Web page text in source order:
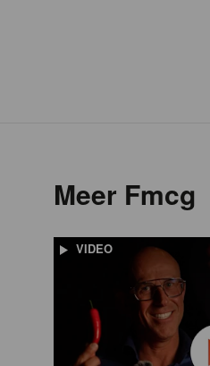
Meer Fmcg
VIDEO